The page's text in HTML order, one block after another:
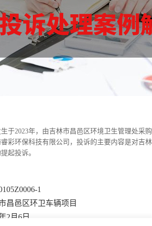
于2023年，由吉林市昌邑区环境卫生管理处采
彩环保科技有限公司，投诉的主要内容是对吉
起投诉。
1
昌邑区环卫车辆项目
2月6日